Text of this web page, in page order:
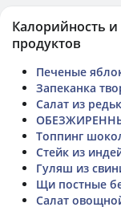
Калорийность
продуктов
Печеные
Запеканка
Салат из
Топпинг
Стейк из
Гуляш из
Щи постные
Салат